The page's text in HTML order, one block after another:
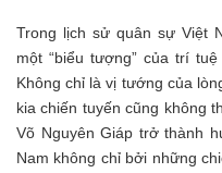
Trong lịch sử quân sự Việt
một “biểu tượng” của trí
Không chỉ là vị tướng của
kia chiến tuyến cũng không
Võ Nguyên Giáp trở thành
Nam không chỉ bởi những